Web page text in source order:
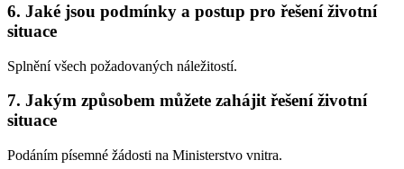
6. Jaké jsou podmínky a postup pro řešení životní
situace
Splnění všech požadovaných náležitostí.
7. Jakým způsobem můžete zahájit řešení životní
situace
Podáním písemné žádosti na Ministerstvo vnitra.